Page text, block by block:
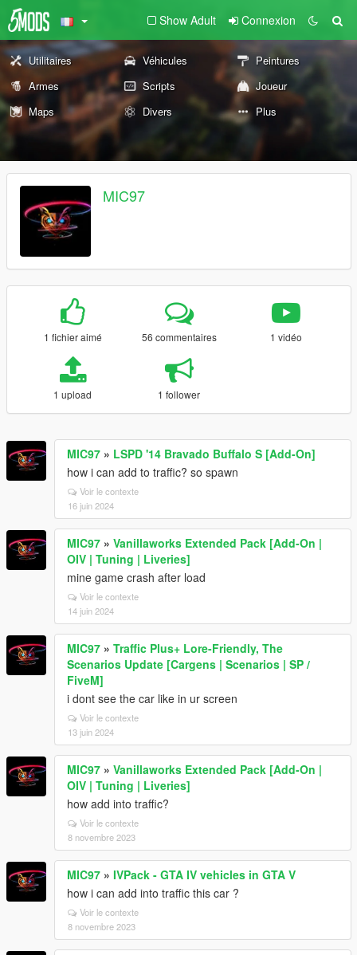
Show Adult Connexion
Utilitaires Véhicules
Peintures
Armes
Scripts
Joueur
Maps
Divers Plus
MIC97
1 fichier aimé 56 commentaires 1 vidéo
1 upload 1 follower
MIC97 » LSPD '14 Bravado Buffalo S [Add-On]
how i can add to traffic? so spawn
Voir le contexte
16 juin 2024
MIC97 » Vanillaworks Extended Pack [Add-On |
OIV | Tuning | Liveries]
mine game crash after load
Voir le contexte
14 juin 2024
MIC97 » Traffic Plus+ Lore-Friendly, The
Scenarios Update [Cargens | Scenarios | SP /
FiveM]
i dont see the car like in ur screen
Voir le contexte
13 juin 2024
MIC97 » Vanillaworks Extended Pack [Add-On |
OIV | Tuning | Liveries]
how add into traffic?
Voir le contexte
8 novembre 2023
MIC97 » IVPack - GTA IV vehicles in GTA V
how i can add into traffic this car ?
Voir le contexte
8 novembre 2023